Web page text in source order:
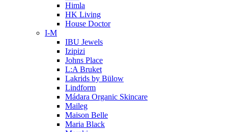
Himla
HK Living
House Doctor
I-M
IBU Jewels
Izipizi
Johns Place
L:A Bruket
Lakrids by Bülow
Lindform
Mádara Organic Skincare
Maileg
Maison Belle
Maria Black